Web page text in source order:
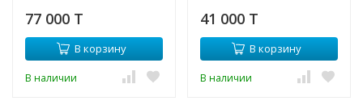
77 000 T
В корзину
В наличии
41 000 T
В корзину
В наличии